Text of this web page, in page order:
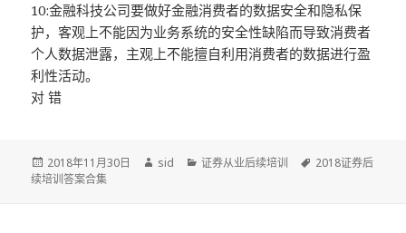
10:金融科技公司要做好金融消费者的数据安全和隐私保
护，客观上不能因为业务系统的安全性缺陷而导致消费者
个人数据泄露，主观上不能擅自利用消费者的数据进行盈
利性活动。
对 错
发
布
2018年11月30日
作
sid
分
证券从业后续培训
标
2018证券后
续培训答案合集